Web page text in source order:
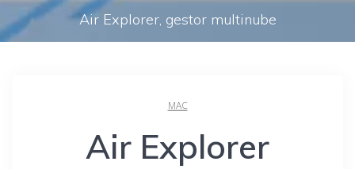
Air Explorer, gestor multinube
MAC
Air Explorer